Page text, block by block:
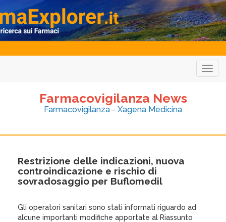
Farmacovigilanza News
Farmacovigilanza - Xagena Medicina
Restrizione delle indicazioni, nuova
controindicazione e rischio di
sovradosaggio per Buflomedil
Gli operatori sanitari sono stati informati riguardo ad
alcune importanti modifiche apportate al Riassunto